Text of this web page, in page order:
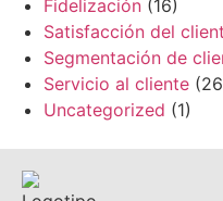
Fidelización (16)
Satisfacción del
Segmentación de
Servicio al cliente
Uncategorized (1)